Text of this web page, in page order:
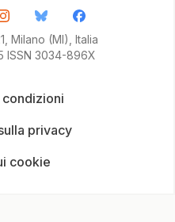
privacy
cookie
Milano (MI), Italia
ISSN 3034-896X